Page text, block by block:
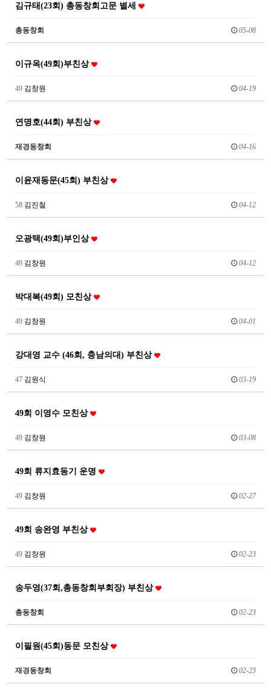
김규태(23회) 총동창회고문 별세
총동창회 05-08
이규옥(49회)부친상
49 김창원 04-19
연명호(44회) 부친상
재경동창회 04-16
이윤재동문(45회) 부친상
58 김진철 04-12
오광택(49회)부인상
49 김창원 04-12
박대복(49회) 모친상
49 김창원 04-01
강대영 교수 (46회, 충남의대) 부친상
47 김원식 03-19
49회 이영수 모친상
49 김창원 03-08
49회 류지효동기 운명
49 김창원 02-27
49회 송완영 부친상
49 김창원 02-23
송두영(37회,총동창회부회장) 부친상
총동창회 02-23
이필원(45회)동문 모친상
재경동창회 02-23